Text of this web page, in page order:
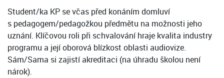
Student/ka KP se včas před konáním domluví
s pedagogem/pedagožkou předmětu na možnosti jeho
uznání. Klíčovou roli při schvalování hraje kvalita industry
programu a její oborová blízkost oblasti audiovize.
Sám/Sama si zajistí akreditaci (na úhradu školou není
nárok).